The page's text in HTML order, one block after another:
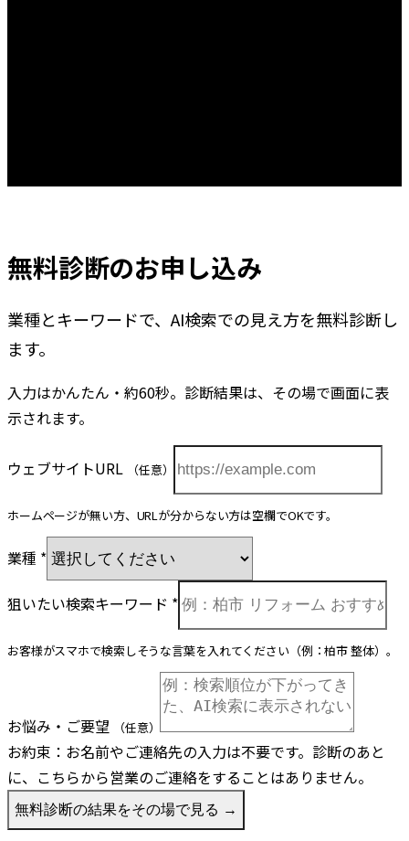
無料診断のお申し込み
業種とキーワードで、AI検索での見え方を無料診断し
ます。
入力はかんたん・約60秒。診断結果は、その場で画面に表
示されます。
ウェブサイトURL （任意）
ホームページが無い方、URLが分からない方は空欄でOKです。
業種 *
狙いたい検索キーワード *
お客様がスマホで検索しそうな言葉を入れてください（例：柏市 整体）。
お悩み・ご要望 （任意）
お約束： お名前やご連絡先の入力は不要です。診断のあと
に、こちらから営業のご連絡をすることはありません。
無料診断の結果をその場で見る →